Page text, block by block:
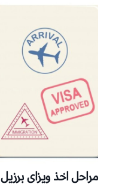
مراحل اخذ ویزای برزیل